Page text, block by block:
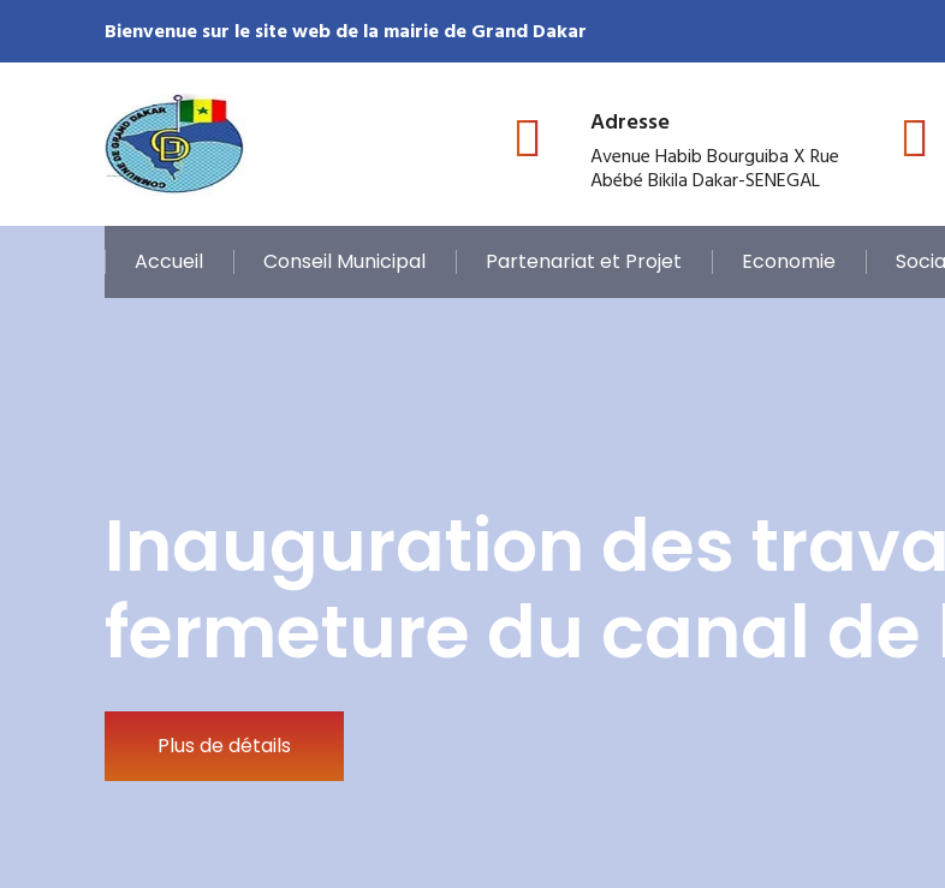
Bienvenue sur le site web de la mairie de Grand Dakar
Adresse
Avenue Habib Bourguiba X Rue
Abébé Bikila Dakar-SENEGAL
Accueil Conseil Municipal Partenariat et Projet Economie
Inauguration des
fermeture du canal de
Plus de détails